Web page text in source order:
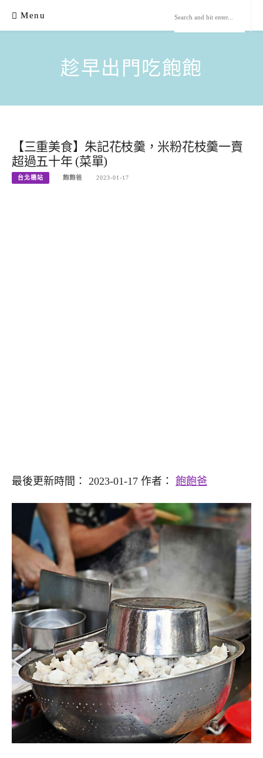
content
Menu
趁早出門吃飽飽
【三重美食】朱記花枝羹，米粉花枝羹一賣
超過五十年 (菜單)
台北橋站 飽飽爸 2023-01-17
最後更新時間： 2023-01-17 作者： 飽飽爸